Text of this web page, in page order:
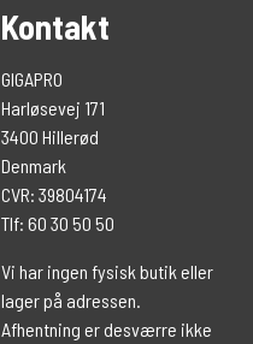
Kontakt
GIGAPRO
Harløsevej 171
3400 Hillerød
Denmark
CVR: 39804174
Tlf: 60 30 50 50
Vi har ingen fysisk butik eller
lager på adressen.
Afhentning er desværre ikke